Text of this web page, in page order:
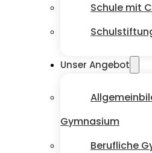
Schule mit
Unser Angebot
Gymnasium
Berufliche